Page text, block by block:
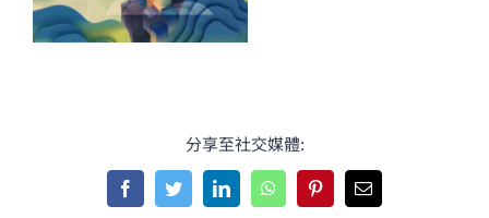
分享至社交媒體:
FacebookTwitterLinkedInWhatsAppPinterestEmail